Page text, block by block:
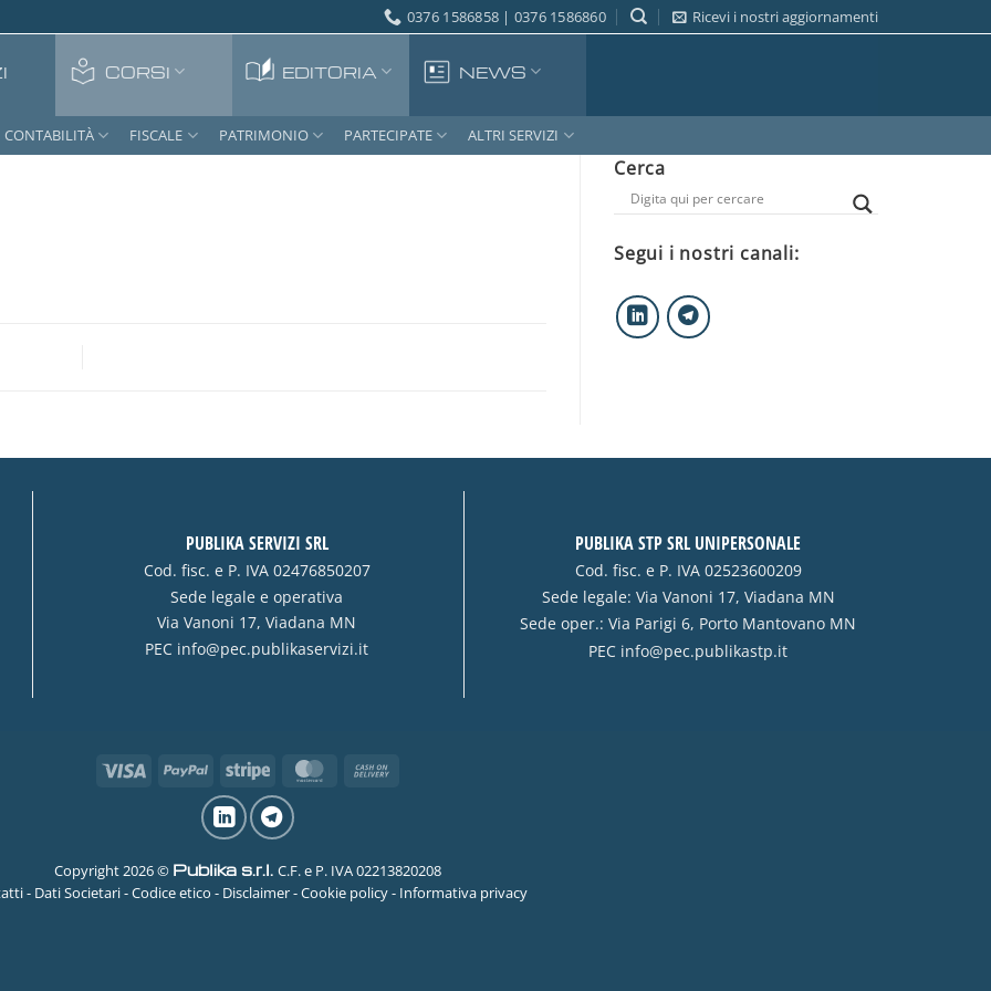
0376 1586858 | 0376 1586860 Ricevi i nostri aggiornamenti
CORSI EDITORIA NEWS
CONTABILITÀ FISCALE PATRIMONIO PARTECIPATE ALTRI SERVIZI
Cerca
Segui i nostri canali:
PUBLIKA SERVIZI SRL
Cod. fisc. e P. IVA 02476850207
Sede legale e operativa
Via Vanoni 17, Viadana MN
PEC info@pec.publikaservizi.it
PUBLIKA STP SRL UNIPERSONALE
Cod. fisc. e P. IVA 02523600209
Sede legale: Via Vanoni 17, Viadana MN
Sede oper.: Via Parigi 6, Porto Mantovano MN
PEC info@pec.publikastp.it
Visa PayPal Stripe MasterCard
Copyright 2026 © Publika s.r.l. C.F. e P. IVA 02213820208
- Dati Societari-Codice etico - Disclaimer-Cookie policy- Informativa privacy